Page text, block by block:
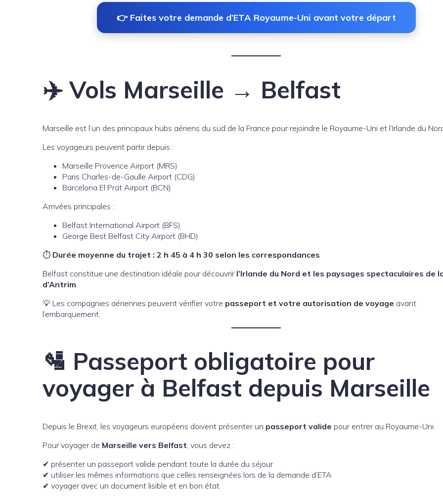
👉 Faites votre demande d’ETA Royaume-Uni avant votre départ
✈️ Vols Marseille → Belfast
Marseille est l’un des principaux hubs aériens du sud de la France pour rejoindre le Royaume-Uni et l’Irlande du
Les voyageurs peuvent partir depuis :
Marseille Provence Airport (MRS)
Paris Charles-de-Gaulle Airport (CDG)
Barcelona El Prat Airport (BCN)
Arrivées principales :
Belfast International Airport (BFS)
George Best Belfast City Airport (BHD)
⏱ Durée moyenne du trajet : 2 h 45 à 4 h 30 selon les correspondances
Belfast constitue une destination idéale pour découvrir l’Irlande du Nord et les paysages spectaculaires de
d’Antrim
💡 Les compagnies aériennes peuvent vérifier votre passeport et votre autorisation de voyage avant
l’embarquement.
🛂 Passeport obligatoire pour
voyager à Belfast depuis Marseille
Depuis le Brexit, les voyageurs européens doivent présenter un passeport valide pour entrer au Royaume-Uni.
Pour voyager de Marseille vers Belfast, vous devez :
✔ présenter un passeport valide pendant toute la durée du séjour
✔ utiliser les mêmes informations que celles renseignées lors de la demande d’ETA
✔ voyager avec un document lisible et en bon état